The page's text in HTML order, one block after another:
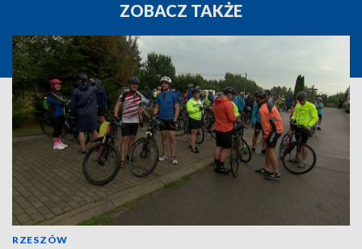
ZOBACZ TAKŻE
RZESZÓW